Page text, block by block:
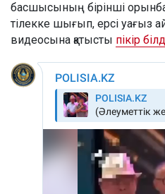
басшысының бірінші
тілекке шығып, ерсі уағыз
видеосына қатысты пікір